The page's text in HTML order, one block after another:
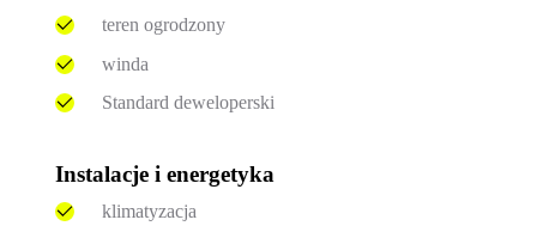
teren ogrodzony
winda
Standard deweloperski
Instalacje i energetyka
klimatyzacja